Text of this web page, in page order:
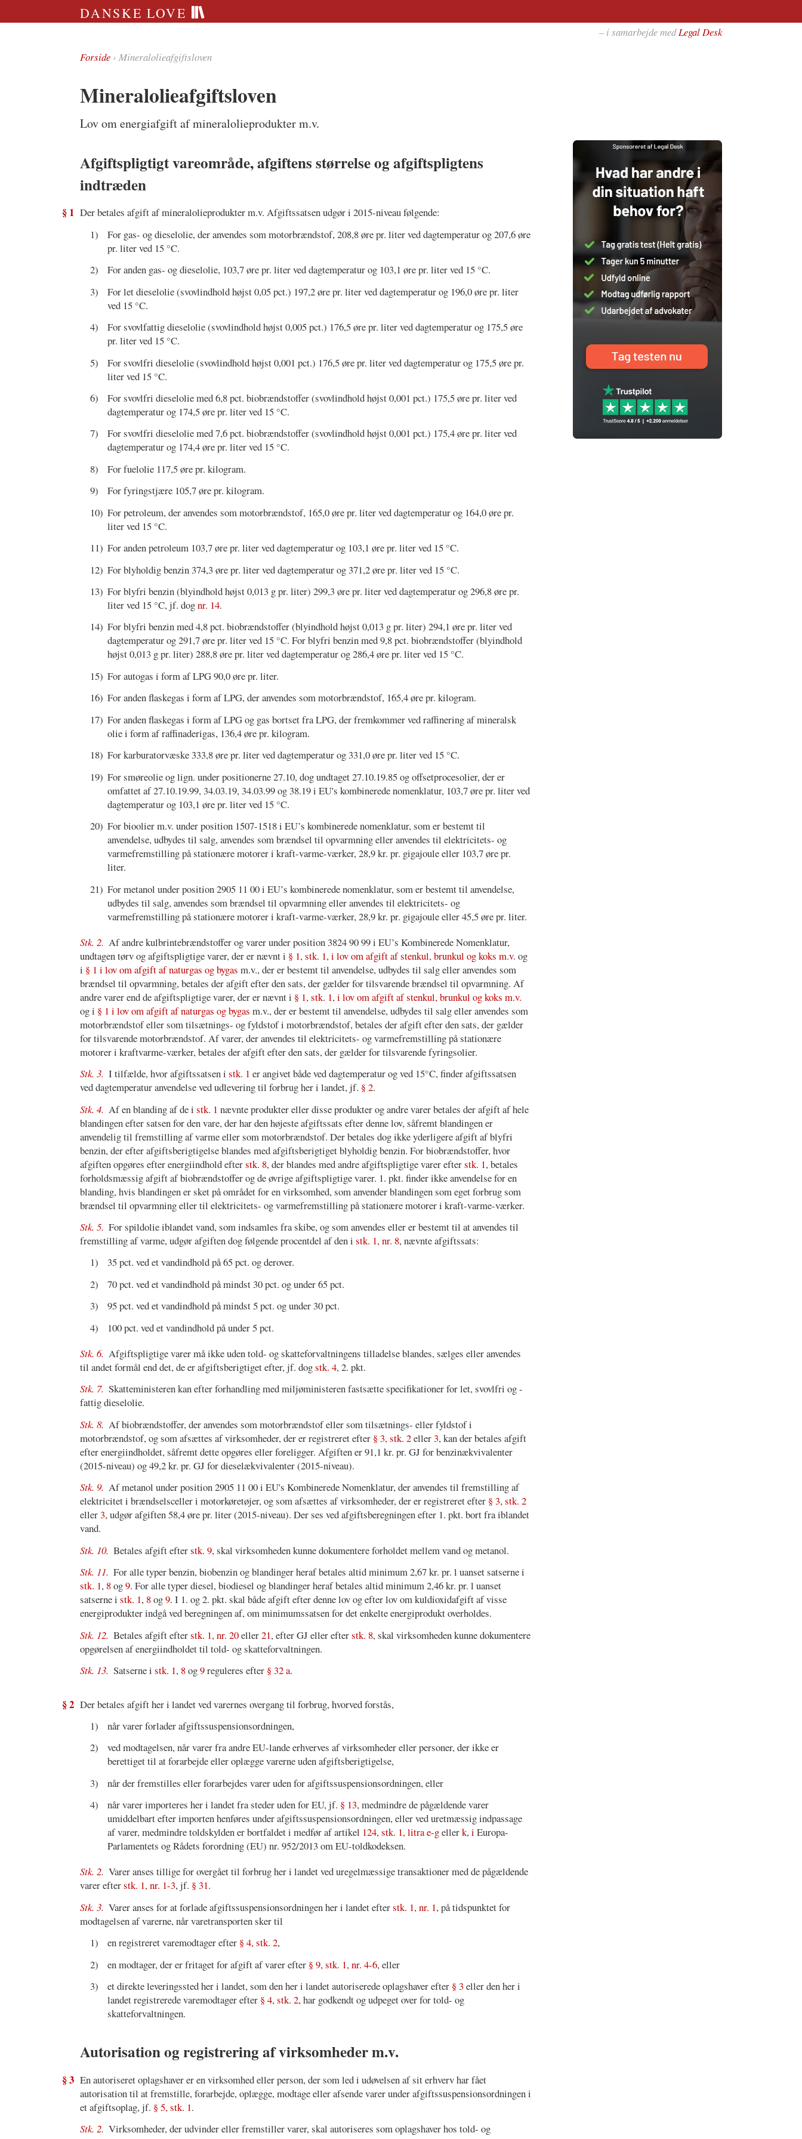
DANSKE LOVE
– i samarbejde medLegal Desk
Forside› Mineralolieafgiftsloven
Mineralolieafgiftsloven
Lov om energiafgift af mineralolieprodukter m.v.
Afgiftspligtigt vareområde, afgiftens størrelse og afgiftspligtens
indtræden
§ 1 Der betales afgift af mineralolieprodukter m.v. Afgiftssatsen udgør i 2015-niveau følgende:
1)
For gas- og dieselolie, der anvendes som motorbrændstof, 208,8 øre pr. liter ved dagtemperatur og 207,6 øre
pr. liter ved 15 °C.
2)
For anden gas- og dieselolie, 103,7 øre pr. liter ved dagtemperatur og 103,1 øre pr. liter ved 15 °C.
3)
For let dieselolie (svovlindhold højst 0,05 pct.) 197,2 øre pr. liter ved dagtemperatur og 196,0 øre pr. liter
ved 15 °C.
4)
For svovlfattig dieselolie (svovlindhold højst 0,005 pct.) 176,5 øre pr. liter ved dagtemperatur og 175,5 øre
pr. liter ved 15 °C.
5)
For svovlfri dieselolie (svovlindhold højst 0,001 pct.) 176,5 øre pr. liter ved dagtemperatur og 175,5 øre pr.
liter ved 15 °C.
6)
For svovlfri dieselolie med 6,8 pct. biobrændstoffer (svovlindhold højst 0,001 pct.) 175,5 øre pr. liter ved
dagtemperatur og 174,5 øre pr. liter ved 15 °C.
7)
For svovlfri dieselolie med 7,6 pct. biobrændstoffer (svovlindhold højst 0,001 pct.) 175,4 øre pr. liter ved
dagtemperatur og 174,4 øre pr. liter ved 15 °C.
8)
For fuelolie 117,5 øre pr. kilogram.
9)
For fyringstjære 105,7 øre pr. kilogram.
10) For petroleum, der anvendes som motorbrændstof, 165,0 øre pr. liter ved dagtemperatur og 164,0 øre pr.
liter ved 15 °C.
11) For anden petroleum 103,7 øre pr. liter ved dagtemperatur og 103,1 øre pr. liter ved 15 °C.
12) For blyholdig benzin 374,3 øre pr. liter ved dagtemperatur og 371,2 øre pr. liter ved 15 °C.
13) For blyfri benzin (blyindhold højst 0,013 g pr. liter) 299,3 øre pr. liter ved dagtemperatur og 296,8 øre pr.
liter ved 15 °C, jf. dognr. 14.
14) For blyfri benzin med 4,8 pct. biobrændstoffer (blyindhold højst 0,013 g pr. liter) 294,1 øre pr. liter ved
dagtemperatur og 291,7 øre pr. liter ved 15 °C. For blyfri benzin med 9,8 pct. biobrændstoffer (blyindhold
højst 0,013 g pr. liter) 288,8 øre pr. liter ved dagtemperatur og 286,4 øre pr. liter ved 15 °C.
15) For autogas i form af LPG 90,0 øre pr. liter.
16) For anden flaskegas i form af LPG, der anvendes som motorbrændstof, 165,4 øre pr. kilogram.
17) For anden flaskegas i form af LPG og gas bortset fra LPG, der fremkommer ved raffinering af mineralsk
olie i form af raffinaderigas, 136,4 øre pr. kilogram.
18) For karburatorvæske 333,8 øre pr. liter ved dagtemperatur og 331,0 øre pr. liter ved 15 °C.
19) For smøreolie og lign. under positionerne 27.10, dog undtaget 27.10.19.85 og offsetprocesolier, der er
omfattet af 27.10.19.99, 34.03.19, 34.03.99 og 38.19 i EU's kombinerede nomenklatur, 103,7 øre pr. liter ved
dagtemperatur og 103,1 øre pr. liter ved 15 °C.
20) For bioolier m.v. under position 1507-1518 i EU’s kombinerede nomenklatur, som er bestemt til
anvendelse, udbydes til salg, anvendes som brændsel til opvarmning eller anvendes til elektricitets- og
varmefremstilling på stationære motorer i kraft-varme-værker, 28,9 kr. pr. gigajoule eller 103,7 øre pr.
liter.
21) For metanol under position 2905 11 00 i EU’s kombinerede nomenklatur, som er bestemt til anvendelse,
udbydes til salg, anvendes som brændsel til opvarmning eller anvendes til elektricitets- og
varmefremstilling på stationære motorer i kraft-varme-værker, 28,9 kr. pr. gigajoule eller 45,5 øre pr. liter.
Stk. 2. Af andre kulbrintebrændstoffer og varer under position 3824 90 99 i EU’s Kombinerede Nomenklatur,
undtagen tørv og afgiftspligtige varer, der er nævnt i § 1, stk. 1, i lov om afgift af stenkul, brunkul og koks m.v. og
i § 1 i lov om afgift af naturgas og bygas m.v., der er bestemt til anvendelse, udbydes til salg eller anvendes som
brændsel til opvarmning, betales der afgift efter den sats, der gælder for tilsvarende brændsel til opvarmning. Af
andre varer end de afgiftspligtige varer, der er nævnt i § 1, stk. 1, i lov om afgift af stenkul, brunkul og koks m.v.
og i § 1 i lov om afgift af naturgas og bygas m.v., der er bestemt til anvendelse, udbydes til salg eller anvendes som
motorbrændstof eller som tilsætnings- og fyldstof i motorbrændstof, betales der afgift efter den sats, der gælder
for tilsvarende motorbrændstof. Af varer, der anvendes til elektricitets- og varmefremstilling på stationære
motorer i kraftvarme-værker, betales der afgift efter den sats, der gælder for tilsvarende fyringsolier.
Stk. 3. I tilfælde, hvor afgiftssatsen i stk. 1 er angivet både ved dagtemperatur og ved 15°C, finder afgiftssatsen
ved dagtemperatur anvendelse ved udlevering til forbrug her i landet, jf. § 2.
Stk. 4. Af en blanding af de i stk. 1 nævnte produkter eller disse produkter og andre varer betales der afgift af hele
blandingen efter satsen for den vare, der har den højeste afgiftssats efter denne lov, såfremt blandingen er
anvendelig til fremstilling af varme eller som motorbrændstof. Der betales dog ikke yderligere afgift af blyfri
benzin, der efter afgiftsberigtigelse blandes med afgiftsberigtiget blyholdig benzin. For biobrændstoffer, hvor
afgiften opgøres efter energiindhold efterstk. 8, der blandes med andre afgiftspligtige varer efterstk. 1, betales
forholdsmæssig afgift af biobrændstoffer og de øvrige afgiftspligtige varer. 1. pkt. finder ikke anvendelse for en
blanding, hvis blandingen er sket på området for en virksomhed, som anvender blandingen som eget forbrug som
brændsel til opvarmning eller til elektricitets- og varmefremstilling på stationære motorer i kraft-varme-værker.
Stk. 5. For spildolie iblandet vand, som indsamles fra skibe, og som anvendes eller er bestemt til at anvendes til
fremstilling af varme, udgør afgiften dog følgende procentdel af den istk. 1, nr. 8, nævnte afgiftssats:
1)
35 pct. ved et vandindhold på 65 pct. og derover.
2)
70 pct. ved et vandindhold på mindst 30 pct. og under 65 pct.
3)
95 pct. ved et vandindhold på mindst 5 pct. og under 30 pct.
4)
100 pct. ved et vandindhold på under 5 pct.
Stk. 6. Afgiftspligtige varer må ikke uden told- og skatteforvaltningens tilladelse blandes, sælges eller anvendes
til andet formål end det, de er afgiftsberigtiget efter, jf. dogstk. 4, 2. pkt.
Stk. 7. Skatteministeren kan efter forhandling med miljøministeren fastsætte specifikationer for let, svovlfri og -
fattig dieselolie.
Stk. 8. Af biobrændstoffer, der anvendes som motorbrændstof eller som tilsætnings- eller fyldstof i
motorbrændstof, og som afsættes af virksomheder, der er registreret efter § 3, stk. 2eller3, kan der betales afgift
efter energiindholdet, såfremt dette opgøres eller foreligger. Afgiften er 91,1 kr. pr. GJ for benzinækvivalenter
(2015-niveau) og 49,2 kr. pr. GJ for dieselækvivalenter (2015-niveau).
Stk. 9. Af metanol under position 2905 11 00 i EU's Kombinerede Nomenklatur, der anvendes til fremstilling af
elektricitet i brændselsceller i motorkøretøjer, og som afsættes af virksomheder, der er registreret efter § 3, stk. 2
eller3, udgør afgiften 58,4 øre pr. liter (2015-niveau). Der ses ved afgiftsberegningen efter 1. pkt. bort fra iblandet
vand.
Stk. 10. Betales afgift efterstk. 9, skal virksomheden kunne dokumentere forholdet mellem vand og metanol.
Stk. 11. For alle typer benzin, biobenzin og blandinger heraf betales altid minimum 2,67 kr. pr. l uanset satserne i
stk. 1, 8og9. For alle typer diesel, biodiesel og blandinger heraf betales altid minimum 2,46 kr. pr. l uanset
satserne istk. 1, 8og9. I 1. og 2. pkt. skal både afgift efter denne lov og efter lov om kuldioxidafgift af visse
energiprodukter indgå ved beregningen af, om minimumssatsen for det enkelte energiprodukt overholdes.
Stk. 12. Betales afgift efterstk. 1, nr. 20eller21, efter GJ eller efterstk. 8, skal virksomheden kunne dokumentere
opgørelsen af energiindholdet til told- og skatteforvaltningen.
Stk. 13. Satserne i stk. 1, 8og9reguleres efter § 32 a.
§ 2 Der betales afgift her i landet ved varernes overgang til forbrug, hvorved forstås,
1)
når varer forlader afgiftssuspensionsordningen,
2)
ved modtagelsen, når varer fra andre EU-lande erhverves af virksomheder eller personer, der ikke er
berettiget til at forarbejde eller oplægge varerne uden afgiftsberigtigelse,
3)
når der fremstilles eller forarbejdes varer uden for afgiftssuspensionsordningen, eller
4)
når varer importeres her i landet fra steder uden for EU, jf. § 13, medmindre de pågældende varer
umiddelbart efter importen henføres under afgiftssuspensionsordningen, eller ved uretmæssig indpassage
af varer, medmindre toldskylden er bortfaldet i medfør af artikel 124, stk. 1, litra e-gellerk,i Europa-
Parlamentets og Rådets forordning (EU) nr. 952/2013 om EU-toldkodeksen.
Stk. 2. Varer anses tillige for overgået til forbrug her i landet ved uregelmæssige transaktioner med de pågældende
varer efterstk. 1, nr. 1-3, jf. § 31.
Stk. 3. Varer anses for at forlade afgiftssuspensionsordningen her i landet efterstk. 1, nr. 1, på tidspunktet for
modtagelsen af varerne, når varetransporten sker til
1)
en registreret varemodtager efter § 4, stk. 2,
2)
en modtager, der er fritaget for afgift af varer efter § 9, stk. 1, nr. 4-6, eller
3)
et direkte leveringssted her i landet, som den her i landet autoriserede oplagshaver efter § 3eller den her i
landet registrerede varemodtager efter § 4, stk. 2, har godkendt og udpeget over for told- og
skatteforvaltningen.
Autorisation og registrering af virksomheder m.v.
§ 3 En autoriseret oplagshaver er en virksomhed eller person, der som led i udøvelsen af sit erhverv har fået
autorisation til at fremstille, forarbejde, oplægge, modtage eller afsende varer under afgiftssuspensionsordningen i
et afgiftsoplag, jf. § 5, stk. 1.
Stk. 2. Virksomheder, der udvinder eller fremstiller varer, skal autoriseres som oplagshaver hos told- og